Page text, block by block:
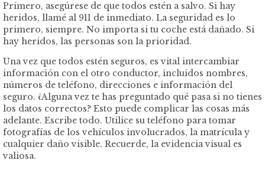
Primero, asegúrese de que todos estén a salvo. Si hay
heridos, llamé al 911 de inmediato. La seguridad es lo
primero, siempre. No importa si tu coche está dañado. Si
hay heridos, las personas son la prioridad.
Una vez que todos estén seguros, es vital intercambiar
información con el otro conductor, incluidos nombres,
números de teléfono, direcciones e información del
seguro. ¿Alguna vez te has preguntado qué pasa si no tienes
los datos correctos? Esto puede complicar las cosas más
adelante. Escribe todo. Utilice su teléfono para tomar
fotografías de los vehículos involucrados, la matrícula y
cualquier daño visible. Recuerde, la evidencia visual es
valiosa.